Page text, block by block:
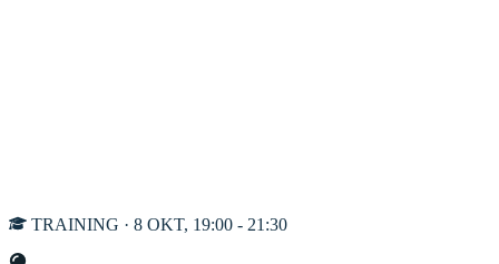
TRAINING · 8 OKT, 19:00 - 21:30